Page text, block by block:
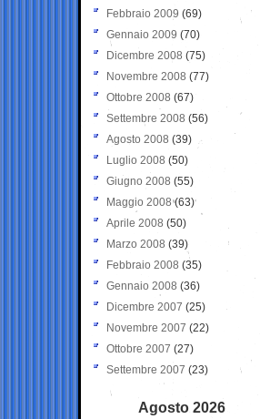
Febbraio 2009 (69)
Gennaio 2009 (70)
Dicembre 2008 (75)
Novembre 2008 (77)
Ottobre 2008 (67)
Settembre 2008 (56)
Agosto 2008 (39)
Luglio 2008 (50)
Giugno 2008 (55)
Maggio 2008(63)
Aprile 2008 (50)
Marzo 2008 (39)
Febbraio 2008 (35)
Gennaio 2008 (36)
Dicembre 2007 (25)
Novembre 2007 (22)
Ottobre 2007 (27)
Settembre 2007 (23)
Agosto 2026